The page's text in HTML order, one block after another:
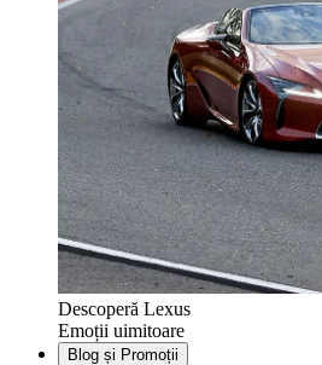
Descoperă Lexus
Emoții uimitoare
Blog și Promoții